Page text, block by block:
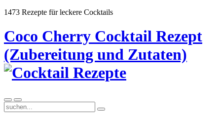
1473 Rezepte für leckere Cocktails
Coco Cherry Cocktail Rezept
(Zubereitung und Zutaten)